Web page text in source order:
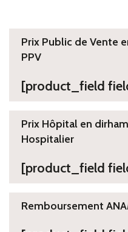
Prix Public de Vente
PPV
[product_field
Prix Hôpital en
Hospitalier
[product_field
Remboursement